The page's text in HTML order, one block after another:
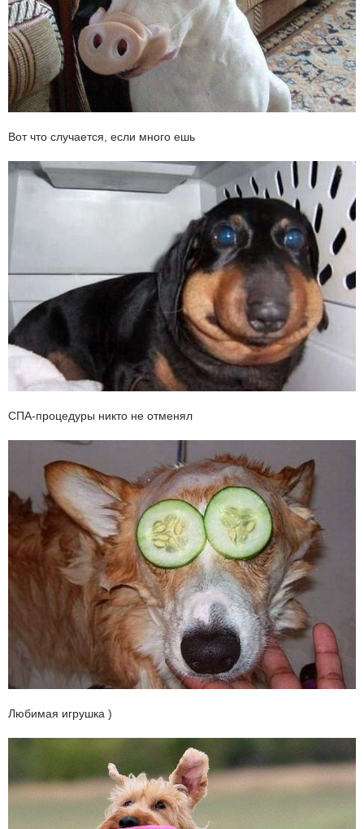
Вот что случается, если много ешь
СПА-процедуры никто не отменял
Любимая игрушка )